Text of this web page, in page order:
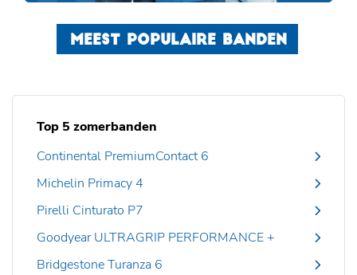
MEEST POPULAIRE BANDEN
Top 5 zomerbanden
Continental PremiumContact 6
Michelin Primacy 4
Pirelli Cinturato P7
Goodyear ULTRAGRIP PERFORMANCE +
Bridgestone Turanza 6